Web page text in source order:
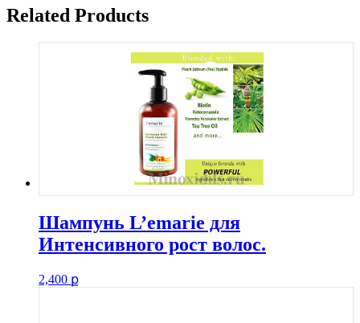
Related Products
Шампунь L’emarie для
Интенсивного рост волос.
2,400 ք